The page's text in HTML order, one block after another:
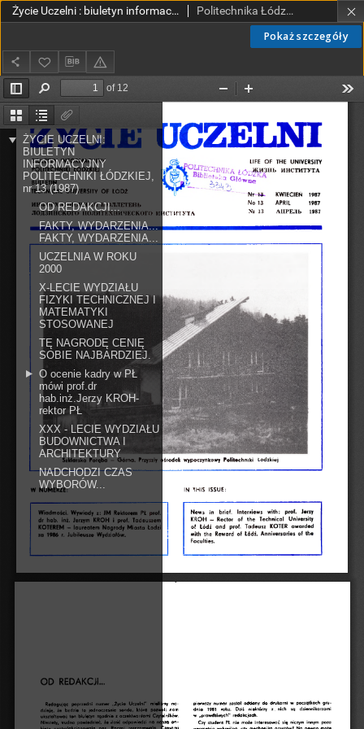
Pokaż szczegóły
Życie Uczelni : biuletyn informacyjny Politechniki Łódzkiej nr 13 (1987) [PDF] Politechnika Łódzka.